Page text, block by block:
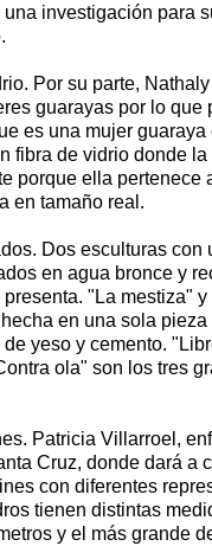
investigación para
Por su parte,
guarayas por lo que
es una mujer
fibra de vidrio donde
porque ella pertenece
en tamaño real.
Dos esculturas con
en agua bronce y
"La mestiza"
en una sola pieza
yeso y cemento.
ola" son los tres
Patricia Villarroel,
Cruz, donde dará a
con diferentes
tienen distintas
y el más grande